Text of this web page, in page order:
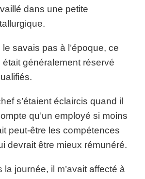
dans une petite
savais pas à l’époque, ce
généralement réservé
s’étaient éclaircis quand il
qu’un employé si moins
peut-être les compétences
devrait être mieux rémunéré.
la journée, il m’avait affecté à